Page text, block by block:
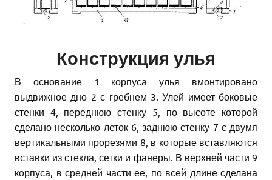
Конструкция улья
В основание 1 корпуса улья вмонтировано
выдвижное дно 2 с гребнем 3. Улей имеет боковые
стенки 4, переднюю стенку 5, по высоте которой
сделано несколько леток 6, заднюю стенку 7 с двумя
вертикальными прорезями 8, в которые вставляются
вставки из стекла, сетки и фанеры. В верхней части 9
корпуса, в средней части ее, по всей длине сделана